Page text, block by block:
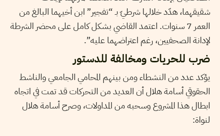
شقيقهما، هدّد خلالها شرطيّ بـ “تفجير” ابن أخيهما البالغ من
العمر 7 سنوات. اعتمد القاضي بشكل كامل على محضر الشرطة
لإدانة الصحفيين، رغم اعتراضهما عليه”.
ضرب للحريات ومخالفة للدستور
يؤكد عدد من النشطاء ومن بينهم المحامي الجامعي والناشط
الحقوقي أسامة هلال أن العديد من التحركات قد تمت في اتجاه
ابطال هذا المشروع وسحبه من المداولات، وصرح أسامة هلال
لنواة: